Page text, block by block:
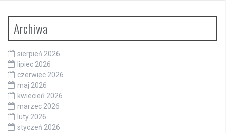
Archiwa
sierpień 2026
lipiec 2026
czerwiec 2026
maj 2026
kwiecień 2026
marzec 2026
luty 2026
styczeń 2026